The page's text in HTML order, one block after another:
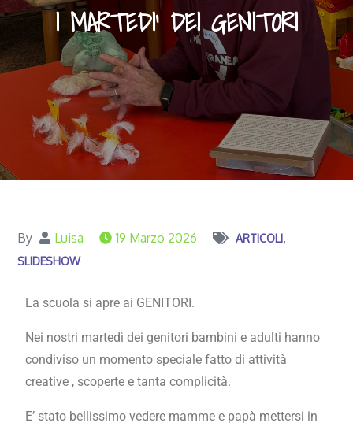
I MARTEDI’ DEI GENITORI
By Luisa 19 Marzo 2026
ARTICOLI
SLIDESHOW
La scuola si apre ai GENITORI.
Nei nostri martedì dei genitori bambini e adulti hanno
condiviso un momento speciale fatto di attività
creative , scoperte e tanta complicità.
E’ stato bellissimo vedere mamme e papà mettersi in